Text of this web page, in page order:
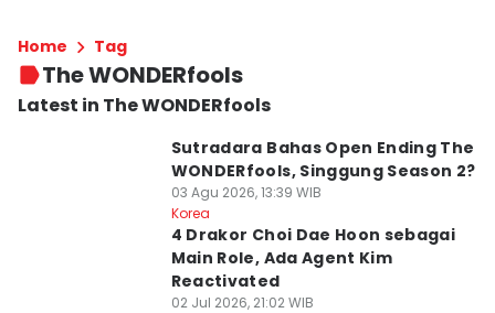
Home Tag
The WONDERfools
Latest in The WONDERfools
Sutradara Bahas Open Ending The
WONDERfools, Singgung Season 2?
03 Agu 2026, 13:39 WIB
Korea
4 Drakor Choi Dae Hoon sebagai
Main Role, Ada Agent Kim
Reactivated
02 Jul 2026, 21:02 WIB